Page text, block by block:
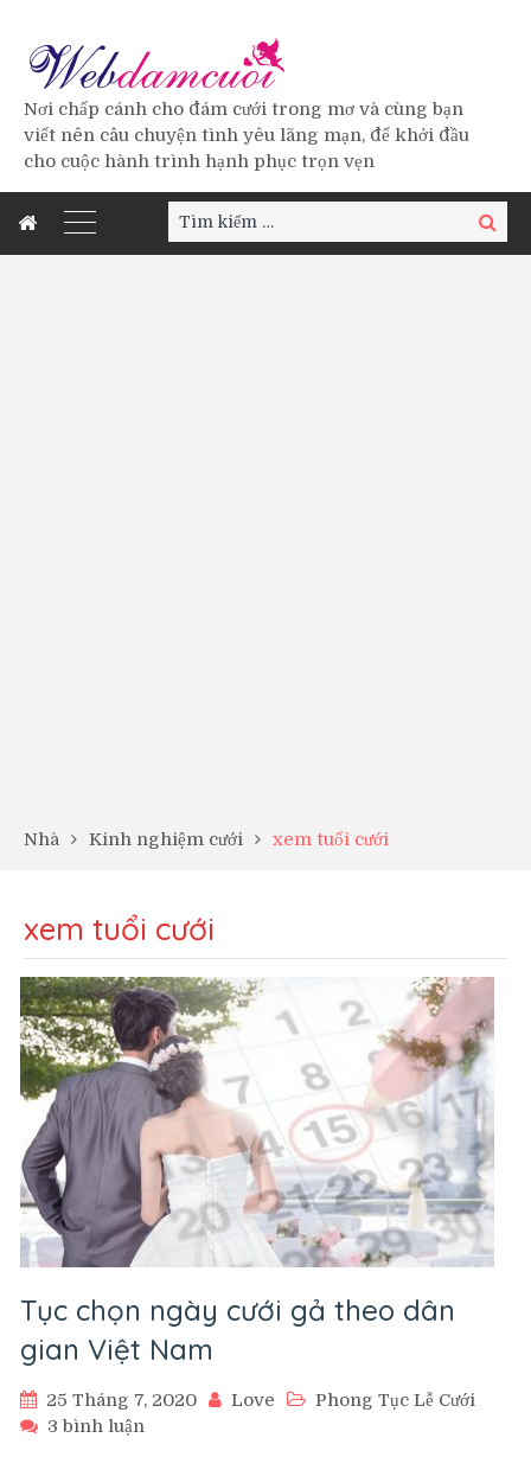
Nơi chấp cánh cho đám cưới trong mơ và cùng bạn
viết nên câu chuyện tình yêu lãng mạn, để khởi đầu
cho cuộc hành trình hạnh phục trọn vẹn
Tìm
kiếm:
Tìm
kiếm
Nhà Kinh nghiệm cưới xem tuổi cưới
xem tuổi cưới
Tục chọn ngày cưới gả theo dân
gian Việt Nam
25 Tháng 7, 2020 Love
Phong Tục Lễ Cưới
3 bình luận